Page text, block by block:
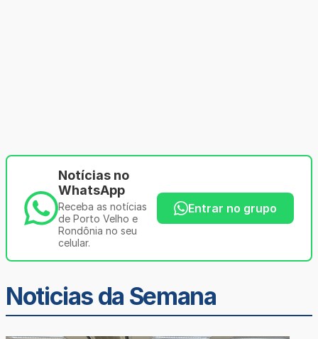
Notícias no
WhatsApp
Receba as notícias
de Porto Velho e
Rondônia no seu
celular.
Entrar no grupo
Noticias da Semana